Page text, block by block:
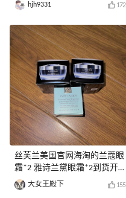
hjh9331 172
丝芙兰美国官网海淘的兰蔻眼
霜*2 雅诗兰黛眼霜*2到货开
箱
大女王殿下 155